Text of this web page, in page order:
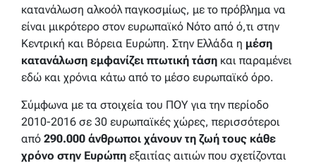
κατανάλωση αλκοόλ παγκοσμίως, με το πρόβλημα να
είναι μικρότερο στον ευρωπαϊκό Νότο από ό,τι στην
Κεντρική και Βόρεια Ευρώπη. Στην Ελλάδα η μέση
κατανάλωση εμφανίζει πτωτική τάση και παραμένει
εδώ και χρόνια κάτω από το μέσο ευρωπαϊκό όρο.
Σύμφωνα με τα στοιχεία του ΠΟΥ για την περίοδο
2010-2016 σε 30 ευρωπαϊκές χώρες, περισσότεροι
από 290.000 άνθρωποι χάνουν τη ζωή τους κάθε
χρόνο στην Ευρώπη εξαιτίας αιτιών που σχετίζονται